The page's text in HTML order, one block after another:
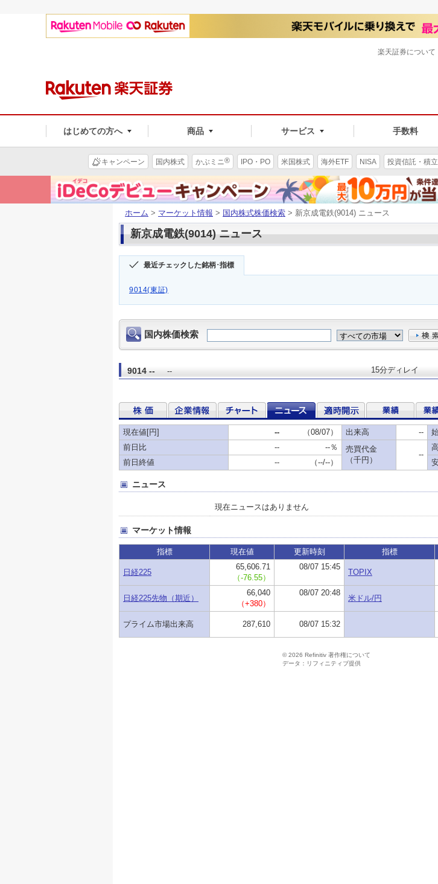
はじめての方へ 商品 サービス 手数料
楽天証券について
キャンペーン 国内株式 かぶミニ® IPO・PO 米国株式 海外ETF NISA 投資信託・積立
ホーム > マーケット情報 > 国内株式株価検索 > 新京成電鉄(9014) ニュース
新京成電鉄(9014) ニュース
最近チェックした銘柄･指標
9014(東証)